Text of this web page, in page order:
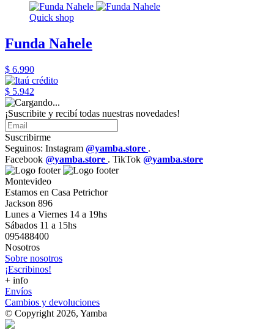
Quick shop
Funda Nahele
$ 6.990
$ 5.942
¡Suscribite y recibí todas nuestras novedades!
Suscribirme
Seguinos: Instagram @yamba.store .
Facebook @yamba.store . TikTok @yamba.store
Montevideo
Estamos en Casa Petrichor
Jackson 896
Lunes a Viernes 14 a 19hs
Sábados 11 a 15hs
095488400
Nosotros
Sobre nosotros
¡Escribinos!
+ info
Envíos
Cambios y devoluciones
© Copyright 2026, Yamba